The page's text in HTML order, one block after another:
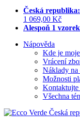
Česká
1 069,00 Kč
Alespoň 1
Nápověda
Kde je
Vrácení
Náklady na
Možnosti
Kontaktujte
Všechna